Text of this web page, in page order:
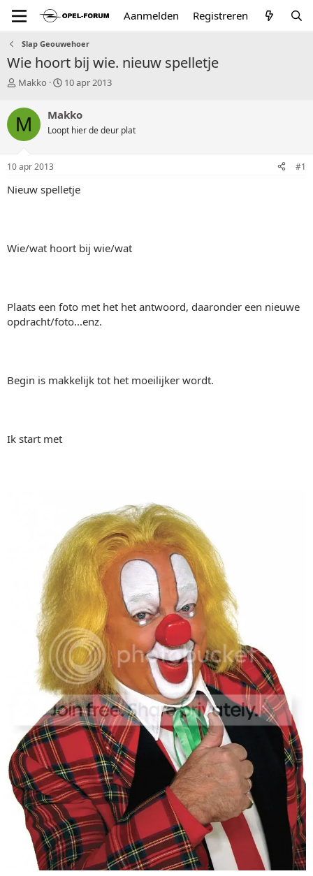
Aanmelden Registreren
Slap Geouwehoer
Wie hoort bij wie. nieuw spelletje
T
p
i
c
s
a
t
Makko
S
r
t
a
m
10 apr 2013
M Makko
Loopt hier de deur plat
10 apr 2013 #1
Nieuw spelletje
Wie/wat hoort bij wie/wat
Plaats een foto met het het antwoord, daaronder een nieuwe
opdracht/foto...enz.
Begin is makkelijk tot het moeilijker wordt.
Ik start met